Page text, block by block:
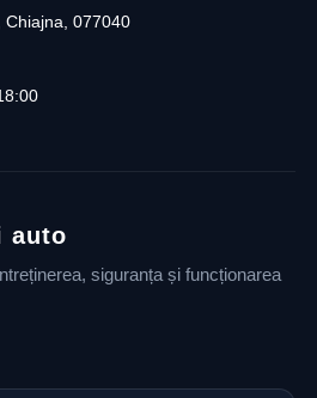
Chiajna, 077040
auto
siguranța și funcționarea